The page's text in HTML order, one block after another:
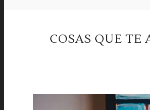
COSAS QUE TE